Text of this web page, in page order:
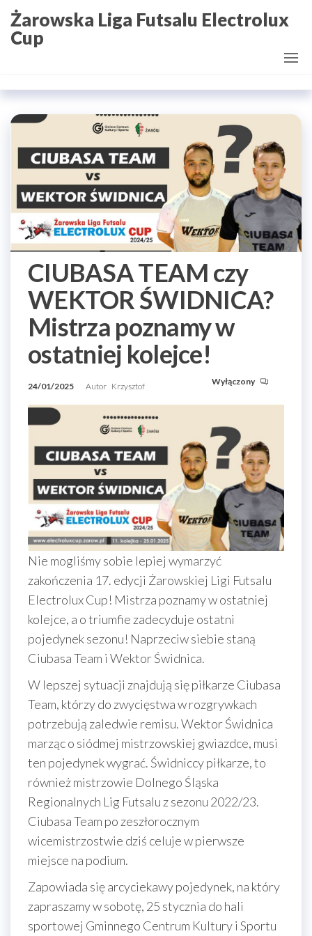
Przejdź
do
treści
Żarowska Liga Futsalu Electrolux
Cup
CIUBASA TEAM czy
WEKTOR ŚWIDNICA?
Mistrza poznamy w
ostatniej kolejce!
24/01/2025 Autor Krzysztof Wyłączony
Nie mogliśmy sobie lepiej wymarzyć
zakończenia 17. edycji Żarowskiej Ligi Futsalu
Electrolux Cup! Mistrza poznamy w ostatniej
kolejce, a o triumfie zadecyduje ostatni
pojedynek sezonu! Naprzeciw siebie staną
Ciubasa Team i Wektor Świdnica.
W lepszej sytuacji znajdują się piłkarze Ciubasa
Team, którzy do zwycięstwa w rozgrywkach
potrzebują zaledwie remisu. Wektor Świdnica
marząc o siódmej mistrzowskiej gwiazdce, musi
ten pojedynek wygrać. Świdniccy piłkarze, to
równieżmistrzowie Dolnego Śląska
Regionalnych Lig Futsalu z sezonu 2022/23.
Ciubasa Team po zeszłorocznym
wicemistrzostwie dziś celuje w pierwsze
miejsce na podium.
Zapowiada się arcyciekawy pojedynek, na który
zapraszamy w sobotę, 25 stycznia do hali
sportowej Gminnego Centrum Kultury i Sportu